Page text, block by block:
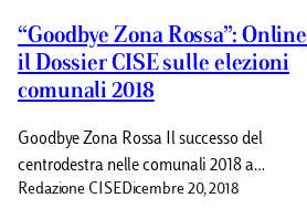
“Goodbye Zona Rossa”: Online
il Dossier CISE sulle elezioni
comunali 2018
Goodbye Zona Rossa Il successo del
centrodestra nelle comunali 2018 a…
Redazione CISEDicembre 20, 2018